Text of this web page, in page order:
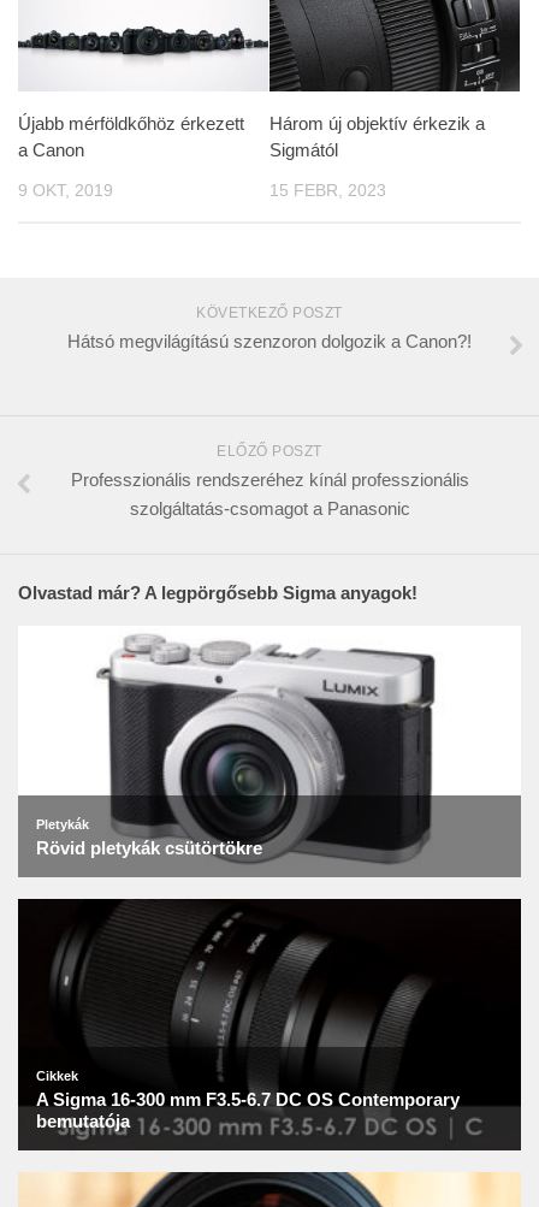
Újabb mérföldkőhöz érkezett
a Canon
9 OKT, 2019
Három új objektív érkezik a
Sigmától
15 FEBR, 2023
KÖVETKEZŐ POSZT
Hátsó megvilágítású szenzoron dolgozik a Canon?!
ELŐZŐ POSZT
Professzionális rendszeréhez kínál professzionális
szolgáltatás-csomagot a Panasonic
Olvastad már? A legpörgősebb Sigma anyagok!